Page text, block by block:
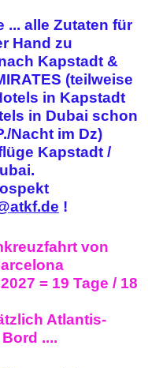
... alle Zutaten für
Hand zu
Kapstadt &
(teilweise
in Kapstadt
in Dubai schon
Nacht im Dz)
Kapstadt /
!
von
= 19 Tage / 18
Atlantis-
....